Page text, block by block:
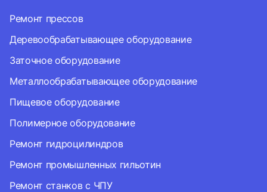
Ремонт прессов
Деревообрабатывающее оборудование
Заточное оборудование
Металлообрабатывающее оборудование
Пищевое оборудование
Полимерное оборудование
Ремонт гидроцилиндров
Ремонт промышленных гильотин
Ремонт станков с ЧПУ